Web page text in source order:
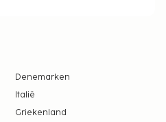
Denemarken
Italië
Griekenland